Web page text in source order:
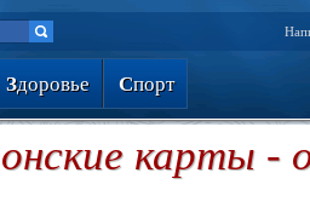
Здоровье Спорт
карты -